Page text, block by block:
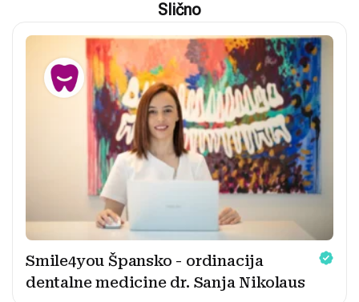
Slično
Smile4you Špansko - ordinacija
dentalne medicine dr. Sanja Nikolaus